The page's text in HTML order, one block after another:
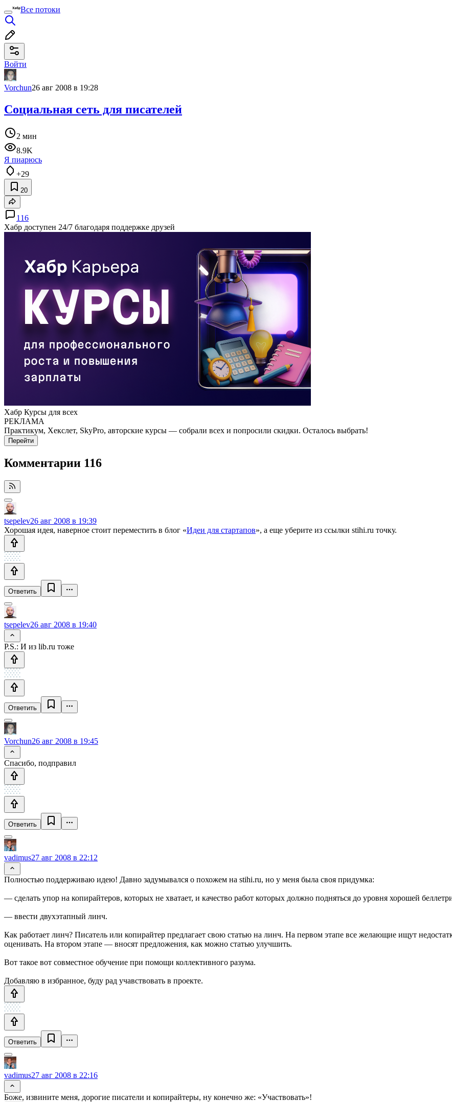
Все потоки
Войти
Vorchun26 авг 2008 в 19:28
Социальная сеть для писателей
2 мин
8.9K
Я пиарюсь
+29
20
116
Хабр доступен 24/7 благодаря поддержке друзей
Хабр Курсы для всех
РЕКЛАМА
Практикум, Хекслет, SkyPro, авторские курсы — собрали всех и попросили скидки. Осталось выбрать!
Перейти
Комментарии 116
tsepelev26 авг 2008 в 19:39
Хорошая идея, наверное стоит переместить в блог «Идеи для стартапов», а еще уберите из ссылки stihi.ru точку.
Ответить
tsepelev26 авг 2008 в 19:40
P.S.: И из lib.ru тоже
Ответить
Vorchun26 авг 2008 в 19:45
Спасибо, подправил
Ответить
vadimus27 авг 2008 в 22:12
Полностью поддерживаю идею! Давно задумывался о похожем на stihi.ru, но у меня была своя придумка:
— сделать упор на копирайтеров, которых не хватает, и качество работ которых должно подняться до уровня хорошей
— ввести двухэтапный линч.
Как работает линч? Писатель или копирайтер предлагает свою статью на линч. На первом этапе все желающие ищут
оценивать. На втором этапе — вносят предложения, как можно статью улучшить.
Вот такое вот совместное обучение при помощи коллективного разума.
Добавляю в избранное, буду рад учавствовать в проекте.
Ответить
vadimus27 авг 2008 в 22:16
Боже, извините меня, дорогие писатели и копирайтеры, ну конечно же: «Участвовать»!